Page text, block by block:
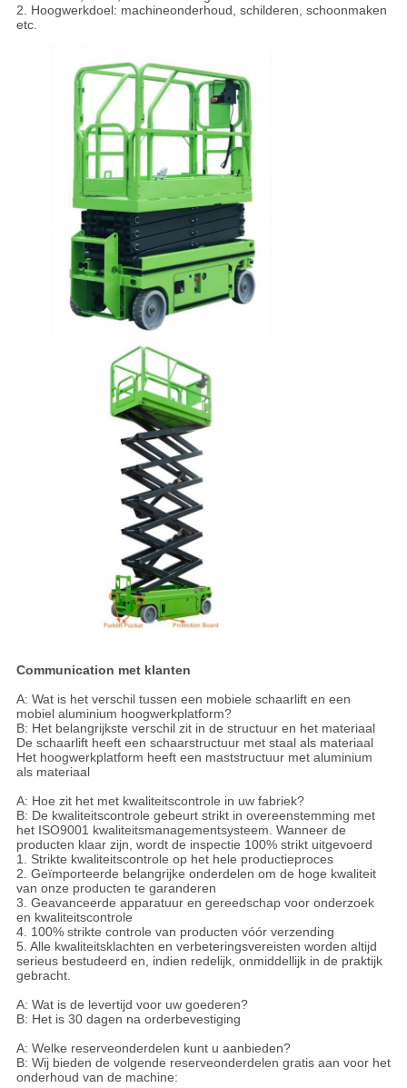
2. Hoogwerkdoel: machineonderhoud, schilderen, schoonmaken
etc.
Communication met klanten
A: Wat is het verschil tussen een mobiele schaarlift en een
mobiel aluminium hoogwerkplatform?
B: Het belangrijkste verschil zit in de structuur en het materiaal
De schaarlift heeft een schaarstructuur met staal als materiaal
Het hoogwerkplatform heeft een maststructuur met aluminium
als materiaal
A: Hoe zit het met kwaliteitscontrole in uw fabriek?
B: De kwaliteitscontrole gebeurt strikt in overeenstemming met
het ISO9001 kwaliteitsmanagementsysteem. Wanneer de
producten klaar zijn, wordt de inspectie 100% strikt uitgevoerd
1. Strikte kwaliteitscontrole op het hele productieproces
2. Geïmporteerde belangrijke onderdelen om de hoge kwaliteit
van onze producten te garanderen
3. Geavanceerde apparatuur en gereedschap voor onderzoek
en kwaliteitscontrole
4. 100% strikte controle van producten vóór verzending
5. Alle kwaliteitsklachten en verbeteringsvereisten worden altijd
serieus bestudeerd en, indien redelijk, onmiddellijk in de praktijk
gebracht.
A: Wat is de levertijd voor uw goederen?
B: Het is 30 dagen na orderbevestiging
A: Welke reserveonderdelen kunt u aanbieden?
B: Wij bieden de volgende reserveonderdelen gratis aan voor het
onderhoud van de machine: